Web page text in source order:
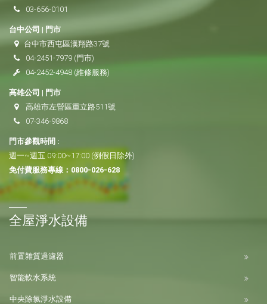
03-656-0101
台中公司 | 門市
台中市西屯區漢翔路37號
04-2451-7979 (門市)
04-2452-4948 (維修服務)
高雄公司 | 門市
高雄市左營區重立路511號
07-346-9868
門市參觀時間 :
週一~週五 09:00~17:00 (例假日除外)
免付費服務專線： 0800-026-628
全屋淨水設備
前置雜質過濾器
智能軟水系統
中央除氯淨水設備